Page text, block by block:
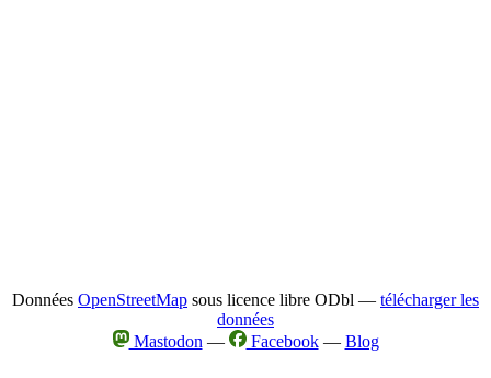
Données OpenStreetMap sous licence libre ODbl — télécharger les
données
Mastodon — Facebook— Blog